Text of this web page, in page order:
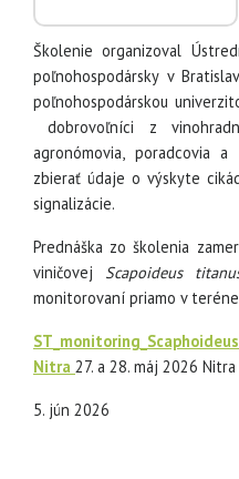
Školenie organizoval
poľnohospodársky v
poľnohospodárskou
dobrovoľníci z
agronómovia, poradcovia
zbierať údaje o výskyte
signalizácie.
Prednáška zo školenia
viničovej Scapoideus
monitorovaní priamo v
Nitra 27. a 28. máj 2026 Nitra
5. jún 2026